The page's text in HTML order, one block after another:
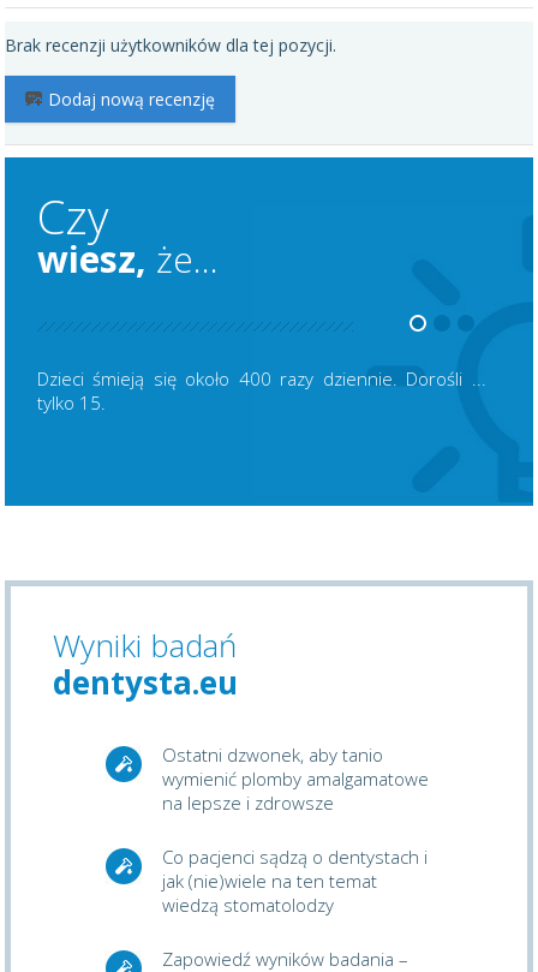
Brak recenzji użytkowników dla tej pozycji.
Dodaj nową recenzję
Czy
wiesz, że...
Dzieci śmieją się około 400 razy dziennie. Dorośli ...
tylko 15.
Wyniki badań
dentysta.eu
Ostatni dzwonek, aby tanio
wymienić plomby amalgamatowe
na lepsze i zdrowsze
Co pacjenci sądzą o dentystach i
jak (nie)wiele na ten temat
wiedzą stomatolodzy
Zapowiedź wyników badania –